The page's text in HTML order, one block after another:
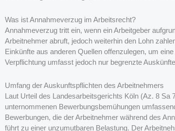
Was ist Annahmeverzug im Arbeitsrecht?
Annahmeverzug tritt ein, wenn ein Arbeitgeber
Arbeitnehmer abruft, jedoch weiterhin den Lohn
Einkünfte aus anderen Quellen offenzulegen, um
Verpflichtung umfasst jedoch nur begrenzte
Umfang der Auskunftspflichten des Arbeitnehmers
Laut Urteil des Landesarbeitsgerichts Köln (Az. 8 Sa
unternommenen Bewerbungsbemühungen
Bewerbungen, die der Arbeitnehmer während des
führt zu einer unzumutbaren Belastung. Der